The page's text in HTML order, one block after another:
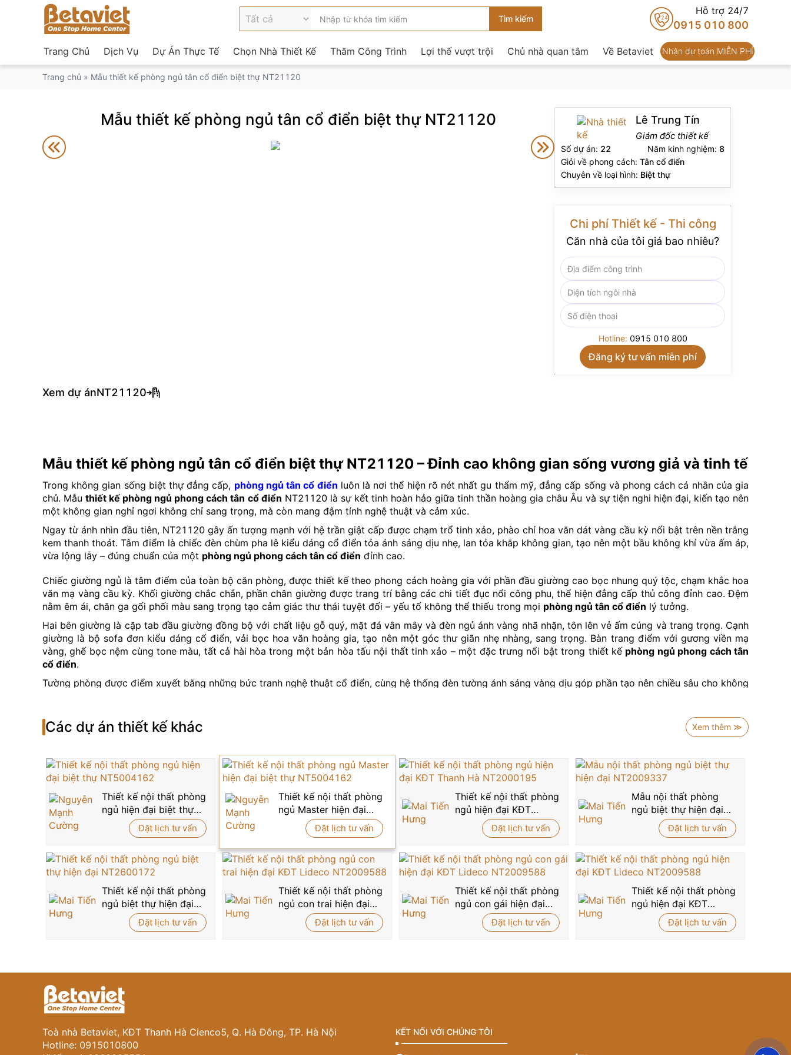
24
Hỗ trợ 24/7
0915 010 800
Trang Chủ Dịch Vụ Dự Án Thực Tế Chọn Nhà Thiết Kế Thăm Công Trình Lợi thế vượt trội Chủ nhà quan tâm Về Betaviet Nhận dự toán MIỄN PHÍ
Trang chủ » Mẫu thiết kế phòng ngủ tân cổ điển biệt thự NT21120
Mẫu thiết kế phòng ngủ tân cổ điển biệt thự NT21120 Lê Trung Tín
Giám đốc thiết kế
Số dự án: 22 Năm kinh nghiệm: 8
Giỏi về phong cách: Tân cổ điển
Chuyên về loại hình: Biệt thự
Chi phí Thiết kế - Thi công
Căn nhà của tôi giá bao nhiêu?
Hotline: 0915 010 800
Xem dự ánNT21120
Mẫu thiết kế phòng ngủ tân cổ điển biệt thự NT21120 – Đỉnh cao không gian sống vương giả và tinh tế
Trong không gian sống biệt thự đẳng cấp, phòng ngủ tân cổ điển luôn là nơi thể hiện rõ nét nhất gu thẩm mỹ, đẳng cấp sống và phong cách cá nhân của gia
chủ. Mẫuthiết kế phòng ngủ phong cách tân cổ điển NT21120 là sự kết tinh hoàn hảo giữa tinh thần hoàng gia châu Âu và sự tiện nghi hiện đại, kiến tạo nên
một không gian nghỉ ngơi không chỉ sang trọng, mà còn mang đậm tính nghệ thuật và cảm xúc.
Ngay từ ánh nhìn đầu tiên, NT21120 gây ấn tượng mạnh với hệ trần giật cấp được chạm trổ tinh xảo, phào chỉ hoa văn dát vàng cầu kỳ nổi bật trên nền trắng
kem thanh thoát. Tâm điểm là chiếc đèn chùm pha lê kiểu dáng cổ điển tỏa ánh sáng dịu nhẹ, lan tỏa khắp không gian, tạo nên một bầu không khí vừa ấm áp,
vừa lộng lẫy – đúng chuẩn của một phòng ngủ phong cách tân cổ điển đỉnh cao.
Chiếc giường ngủ là tâm điểm của toàn bộ căn phòng, được thiết kế theo phong cách hoàng gia với phần đầu giường cao bọc nhung quý tộc, chạm khắc hoa
văn mạ vàng cầu kỳ. Khối giường chắc chắn, phần chân giường được trang trí bằng các chi tiết đục nổi công phu, thể hiện đẳng cấp thủ công đỉnh cao. Đệm
nằm êm ái, chăn ga gối phối màu sang trọng tạo cảm giác thư thái tuyệt đối – yếu tố không thể thiếu trong mọi phòng ngủ tân cổ điển lý tưởng.
Hai bên giường là cặp tab đầu giường đồng bộ với chất liệu gỗ quý, mặt đá vân mây và đèn ngủ ánh vàng nhã nhặn, tôn lên vẻ ấm cúng và trang trọng. Cạnh
giường là bộ sofa đơn kiểu dáng cổ điển, vải bọc hoa văn hoàng gia, tạo nên một góc thư giãn nhẹ nhàng, sang trọng. Bàn trang điểm với gương viền mạ
vàng, ghế bọc nệm cùng tone màu, tất cả hài hòa trong một bản hòa tấu nội thất tinh xảo – một đặc trưng nổi bật trong thiết kế phòng ngủ phong cách tân
cổ điển.
Tường phòng được điểm xuyết bằng những bức tranh nghệ thuật cổ điển, cùng hệ thống đèn tường ánh sáng vàng dịu góp phần tạo nên chiều sâu cho không
Sàn gỗ tự nhiên tông nâu sậm là lựa chọn hoàn hảo để làm nổi bật sự lộng lẫy phía trên, đồng thời mang đến cảm giác ấm cúng và gần gũi cho không gian
Mẫuthiết kế nội thất phòng ngủtân cổ điển NT21120 không chỉ là nơi nghỉ ngơi, mà là không gian sống mang tính nghệ thuật và cá nhân hóa cao, nơi mỗi
chi tiết đều nói lên đẳng cấp và gu thẩm mỹ vượt thời gian của chủ nhân biệt thự.
Gọi ngay hotline 0915010800 để được tư vấn và sở hữu mẫuphòng ngủ phong cách tân cổ điển NT21120 – nơi không gian sống trở thành một trải nghiệm
đầy kiêu hãnh, xứng tầm vị thế và phong cách sống thượng lưu của bạn.
Các dự án thiết kế khác Xem thêm ≫
Thiết kế nội thất phòng
ngủ hiện đại biệt thự
NT5004162Đặt lịch tư vấn
Thiết kế nội thất phòng
ngủ Master hiện đại
biệt thự NT5004162
Đặt lịch tư vấn
Thiết kế nội thất phòng
ngủ hiện đại KĐT
Thanh Hà NT2000195
Đặt lịch tư vấn
Mẫu nội thất phòng
ngủ biệt thự hiện đại
NT2009337Đặt lịch tư vấn
Thiết kế nội thất phòng
ngủ biệt thự hiện đại
NT2600172Đặt lịch tư vấn
Thiết kế nội thất phòng
ngủ con trai hiện đại
KĐT Lideco
NT2009588
Đặt lịch tư vấn
Thiết kế nội thất phòng
ngủ con gái hiện đại
KĐT Lideco
NT2009588
Đặt lịch tư vấn
Thiết kế nội thất phòng
ngủ hiện đại KĐT
Lideco NT2009588
Đặt lịch tư vấn
Toà nhà Betaviet, KĐT Thanh Hà Cienco5, Q. Hà Đông, TP. Hà Nội
Hotline: 0915010800
KẾT NỐI VỚI CHÚNG TÔI